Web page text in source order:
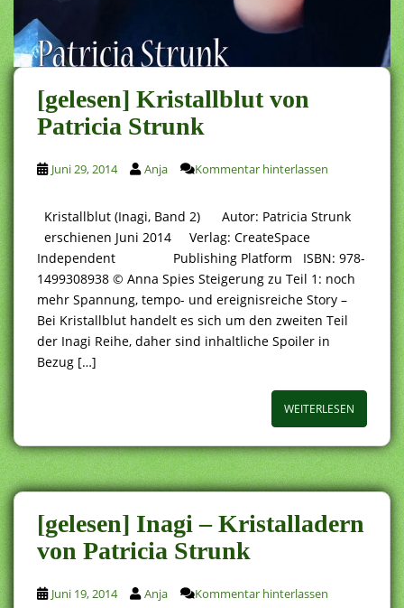
[gelesen] Kristallblut von
Patricia Strunk
Juni 29, 2014 Anja Kommentar hinterlassen
Kristallblut (Inagi, Band 2) Autor: Patricia Strunk
erschienen Juni 2014 Verlag: CreateSpace
Independent Publishing Platform ISBN: 978-
1499308938 © Anna Spies Steigerung zu Teil 1: noch
mehr Spannung, tempo- und ereignisreiche Story –
Bei Kristallblut handelt es sich um den zweiten Teil
der Inagi Reihe, daher sind inhaltliche Spoiler in
Bezug […]
WEITERLESEN
[gelesen] Inagi – Kristalladern
von Patricia Strunk
Juni 19, 2014 Anja Kommentar hinterlassen